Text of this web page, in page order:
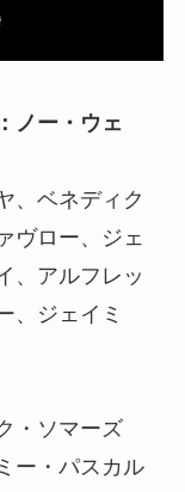
ノー・ウェ
、ベネディク
ヴロー、ジェ
、アルフレッ
、ジェイミ
・ソマーズ
ー・パスカル